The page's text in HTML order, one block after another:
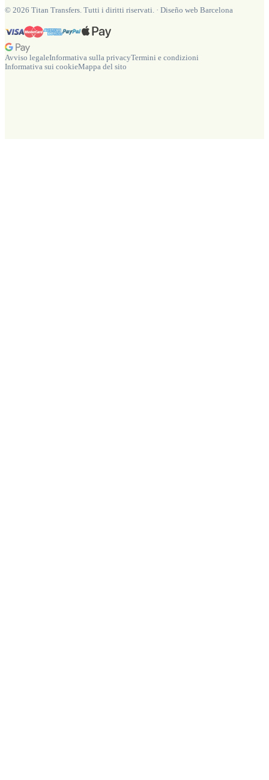
© 2026 Titan Transfers. Tutti i diritti riservati. · Diseño web Barcelona
Avviso legaleInformativa sulla privacyTermini e condizioni
Informativa sui cookieMappa del sito